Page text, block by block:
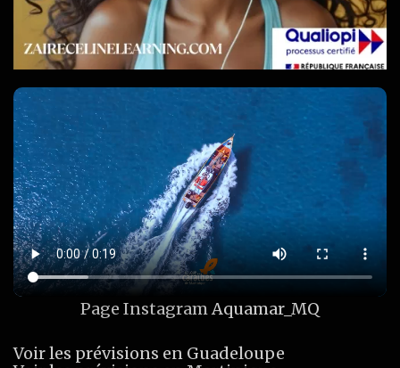
Page InstagramAquamar_MQ
Voir les prévisions en Guadeloupe